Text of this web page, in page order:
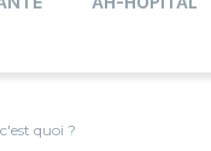
quoi ?